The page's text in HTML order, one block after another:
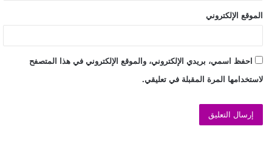
الموقع الإلكتروني
احفظ اسمي، بريدي الإلكتروني، والموقع الإلكتروني في هذا المتصفح
لاستخدامها المرة المقبلة في تعليقي.